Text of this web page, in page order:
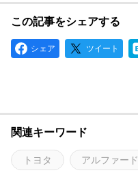
この記事をシェアする
シェア ツイート
関連キーワード
トヨタ アルファード